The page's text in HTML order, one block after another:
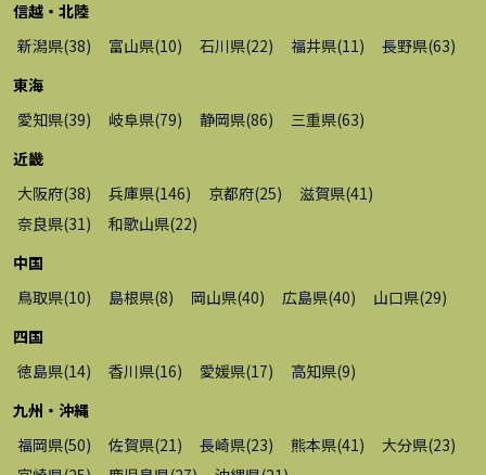
信越・北陸
新潟県(38) 富山県(10) 石川県(22) 福井県(11) 長野県(63)
東海
愛知県(39) 岐阜県(79) 静岡県(86) 三重県(63)
近畿
大阪府(38) 兵庫県(146) 京都府(25) 滋賀県(41)
奈良県(31) 和歌山県(22)
中国
鳥取県(10) 島根県(8) 岡山県(40) 広島県(40) 山口県(29)
四国
徳島県(14) 香川県(16) 愛媛県(17) 高知県(9)
九州・沖縄
福岡県(50) 佐賀県(21) 長崎県(23) 熊本県(41) 大分県(23)